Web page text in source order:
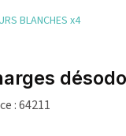
BLANCHES x4
:64211